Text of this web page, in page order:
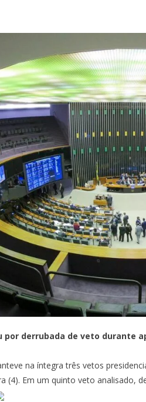
derrubada de veto durante
na íntegra três vetos
(4). Em um quinto veto analisado,